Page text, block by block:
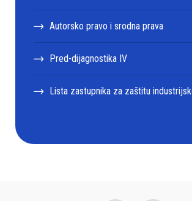
Autorsko pravo i srodna prava
Pred-dijagnostika IV
Lista zastupnika za zaštitu